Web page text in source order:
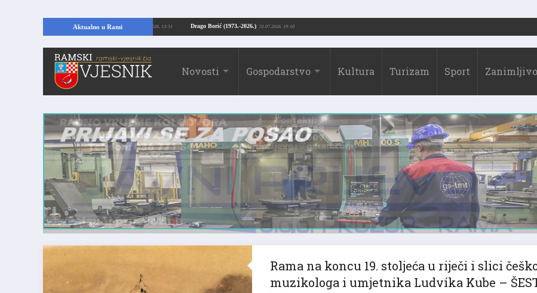
Aktualno u Rami Drago Borić (1973.-2026.) 31.07.2026. 19:10
Kopajući temelje kuće, pronašao vrijedne arheološke ostatke 24.07.2026. 13:51
Novosti Gospodarstvo Kultura Turizam Sport
Rama na koncu 19. stoljeća u riječi i slici
muzikologa i umjetnika Ludvíka Kube –